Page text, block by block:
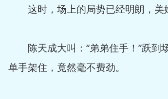
这时，场上的局势已经明朗，美
陈天成大叫：“弟弟住手！”跃到
单手架住，竟然毫不费劲。